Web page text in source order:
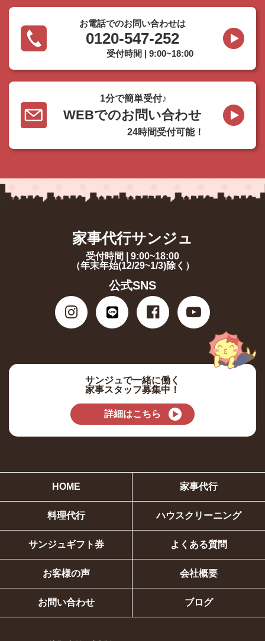
お電話でのお問い合わせは
0120-547-252
受付時間 | 9:00~18:00
1分で簡単受付♪
WEBでのお問い合わせ
24時間受付可能！
家事代行サンジュ
受付時間 | 9:00~18:00
（年末年始(12/29~1/3)除く）
公式SNS
サンジュで一緒に働く
家事スタッフ募集中！
詳細はこちら
HOME 家事代行
料理代行 ハウスクリーニング
サンジュギフト券 よくある質問
お客様の声 会社概要
お問い合わせ ブログ